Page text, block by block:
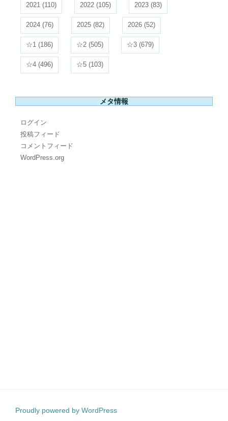
2021 (110) 2022 (105) 2023 (83)
2024 (76) 2025 (82) 2026 (52)
☆1 (186) ☆2 (505) ☆3 (679)
☆4 (496) ☆5 (103)
メタ情報
ログイン
投稿フィード
コメントフィード
WordPress.org
Proudly powered by WordPress